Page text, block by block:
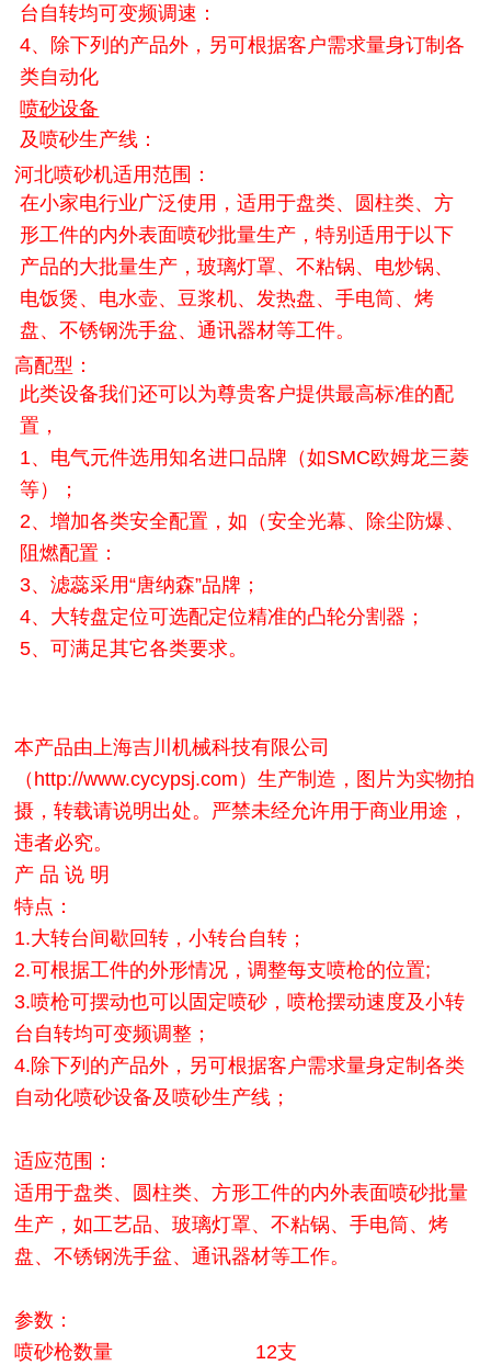
台自转均可变频调速：
4、除下列的产品外，另可根据客户需求量身订制各
类自动化
喷砂设备
及喷砂生产线：
河北喷砂机适用范围：
在小家电行业广泛使用，适用于盘类、圆柱类、方
形工件的内外表面喷砂批量生产，特别适用于以下
产品的大批量生产，玻璃灯罩、不粘锅、电炒锅、
电饭煲、电水壶、豆浆机、发热盘、手电筒、烤
盘、不锈钢洗手盆、通讯器材等工件。
高配型：
此类设备我们还可以为尊贵客户提供最高标准的配
置，
1、电气元件选用知名进口品牌（如SMC欧姆龙三菱
等）；
2、增加各类安全配置，如（安全光幕、除尘防爆、
阻燃配置：
3、滤蕊采用“唐纳森”品牌；
4、大转盘定位可选配定位精准的凸轮分割器；
5、可满足其它各类要求。
本产品由上海吉川机械科技有限公司
（http://www.cycypsj.com）生产制造，图片为实物拍
摄，转载请说明出处。严禁未经允许用于商业用途，
违者必究。
产 品 说 明
特点：
1.大转台间歇回转，小转台自转；
2.可根据工件的外形情况，调整每支喷枪的位置;
3.喷枪可摆动也可以固定喷砂，喷枪摆动速度及小转
台自转均可变频调整；
4.除下列的产品外，另可根据客户需求量身定制各类
自动化喷砂设备及喷砂生产线；
适应范围：
适用于盘类、圆柱类、方形工件的内外表面喷砂批量
生产，如工艺品、玻璃灯罩、不粘锅、手电筒、烤
盘、不锈钢洗手盆、通讯器材等工作。
参数：
喷砂枪数量 12支